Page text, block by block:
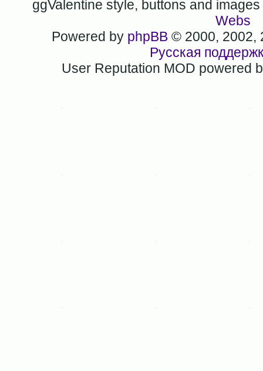
ggValentine style, buttons and
Webs
Powered by phpBB © 2000, 2002,
Русская
User Reputation MOD powered